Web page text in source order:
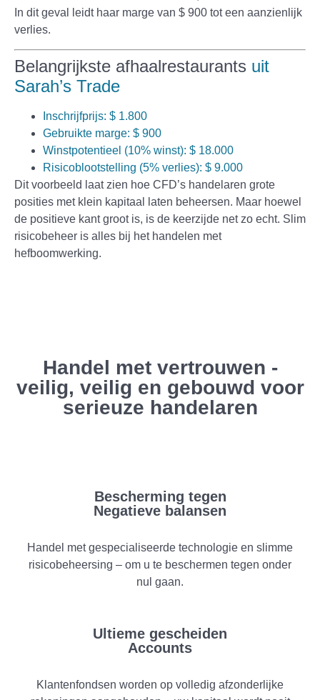
In dit geval leidt haar marge van $ 900 tot een aanzienlijk
verlies.
Belangrijkste afhaalrestaurants uit
Sarah’s Trade
Inschrijfprijs: $ 1.800
Gebruikte marge: $ 900
Winstpotentieel (10% winst): $ 18.000
Risicoblootstelling (5% verlies): $ 9.000
Dit voorbeeld laat zien hoe CFD’s handelaren grote
posities met klein kapitaal laten beheersen. Maar hoewel
de positieve kant groot is, is de keerzijde net zo echt. Slim
risicobeheer is alles bij het handelen met
hefboomwerking.
Handel met vertrouwen -
veilig, veilig en gebouwd voor
serieuze handelaren
Bescherming tegen
Negatieve balansen
Handel met gespecialiseerde technologie en slimme
risicobeheersing – om u te beschermen tegen onder
nul gaan.
Ultieme gescheiden
Accounts
Klantenfondsen worden op volledig afzonderlijke